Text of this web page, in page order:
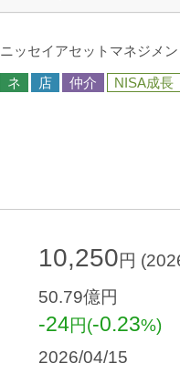
ニッセイアセットマネジメン
10,250円
50.79億円
-24円(-0.23%)
2026/04/15